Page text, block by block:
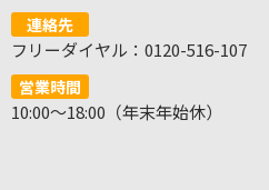
連絡先
フリーダイヤル：0120-516-107
営業時間
10:00～18:00（年末年始休）